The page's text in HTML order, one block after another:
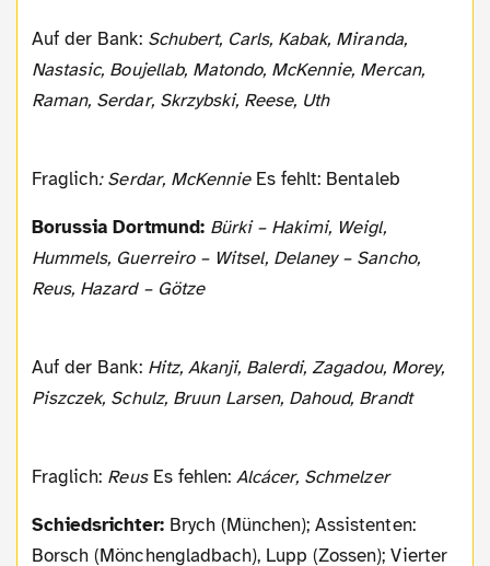
Auf der Bank: Schubert, Carls, Kabak, Miranda,
Nastasic, Boujellab, Matondo, McKennie, Mercan,
Raman, Serdar, Skrzybski, Reese, Uth
Fraglich: Serdar, McKennie Es fehlt: Bentaleb
Borussia Dortmund: Bürki – Hakimi, Weigl,
Hummels, Guerreiro – Witsel, Delaney – Sancho,
Reus, Hazard – Götze
Auf der Bank: Hitz, Akanji, Balerdi, Zagadou, Morey,
Piszczek, Schulz, Bruun Larsen, Dahoud, Brandt
Fraglich: ReusEs fehlen: Alcácer, Schmelzer
Schiedsrichter:Brych (München); Assistenten:
Borsch (Mönchengladbach), Lupp (Zossen); Vierter